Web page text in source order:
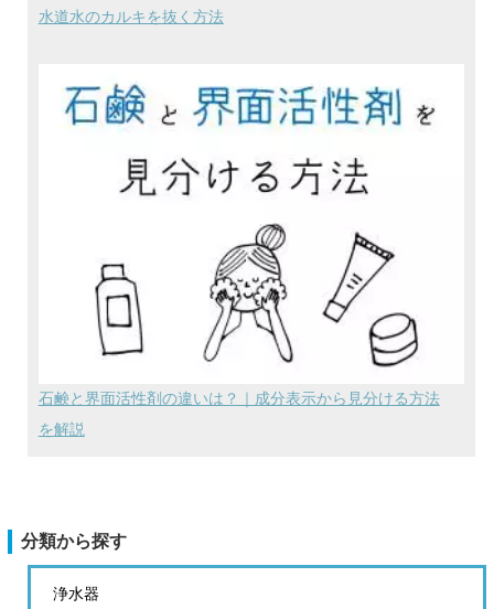
水道水のカルキを抜く方法
石鹸と界面活性剤の違いは？｜成分表示から見分ける方法
を解説
分類から探す
浄水器